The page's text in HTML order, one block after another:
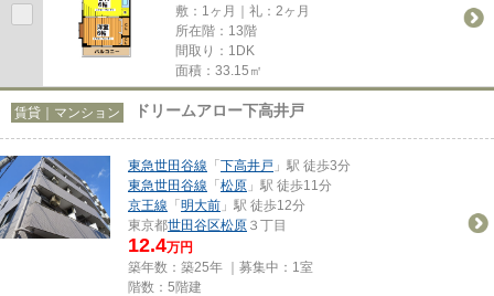
敷：1ヶ月｜礼：2ヶ月
所在階：13階
間取り：1DK
面積：33.15㎡
賃貸｜マンション ドリームアロー下高井戸
東急世田谷線 「下高井戸 」駅 徒歩3分
東急世田谷線 「松原 」駅 徒歩11分
京王線 「明大前 」駅 徒歩12分
東京都世田谷区松原 ３丁目
12.4万円
築年数：築25年 ｜募集中： 1室
階数：5階建